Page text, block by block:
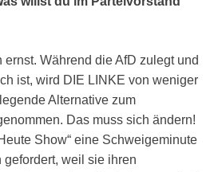
Während die AfD zulegt und
ist, wird DIE LINKE von weniger
Alternative zum
Das muss sich ändern!
Show“ eine Schweigeminute
weil sie ihren